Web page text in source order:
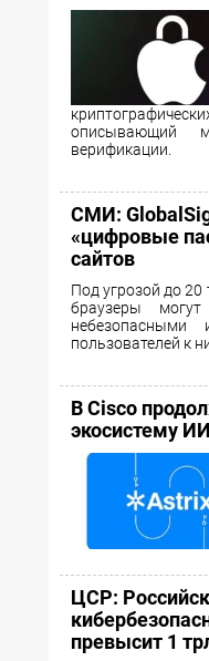
описывающий
верификации.
СМИ:
«цифровые
сайтов
Под угрозой до 20
браузеры
небезопасными
пользователей к
В Cisco
экосистему ИИ
ЦСР:
превысит 1